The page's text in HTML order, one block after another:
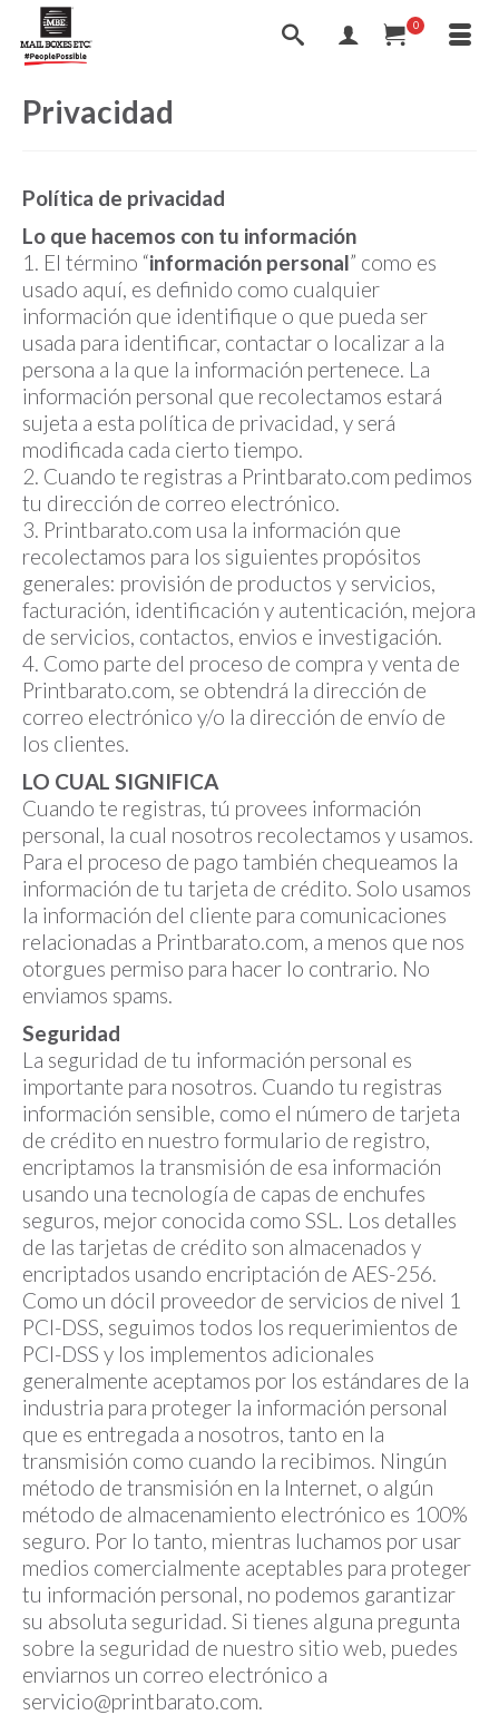
0
Privacidad
Política de privacidad
Lo que hacemos con tu información
1. El término “información personal” como es
usado aquí, es definido como cualquier
información que identifique o que pueda ser
usada para identificar, contactar o localizar a la
persona a la que la información pertenece. La
información personal que recolectamos estará
sujeta a esta política de privacidad, y será
modificada cada cierto tiempo.
2. Cuando te registras a Printbarato.com pedimos
tu dirección de correo electrónico.
3. Printbarato.com usa la información que
recolectamos para los siguientes propósitos
generales: provisión de productos y servicios,
facturación, identificación y autenticación, mejora
de servicios, contactos, envios e investigación.
4. Como parte del proceso de compra y venta de
Printbarato.com, se obtendrá la dirección de
correo electrónico y/o la dirección de envío de
los clientes.
LO CUAL SIGNIFICA
Cuando te registras, tú provees información
personal, la cual nosotros recolectamos y usamos.
Para el proceso de pago también chequeamos la
información de tu tarjeta de crédito. Solo usamos
la información del cliente para comunicaciones
relacionadas a Printbarato.com, a menos que nos
otorgues permiso para hacer lo contrario. No
enviamos spams.
Seguridad
La seguridad de tu información personal es
importante para nosotros. Cuando tu registras
información sensible, como el número de tarjeta
de crédito en nuestro formulario de registro,
encriptamos la transmisión de esa información
usando una tecnología de capas de enchufes
seguros, mejor conocida como SSL. Los detalles
de las tarjetas de crédito son almacenados y
encriptados usando encriptación de AES-256.
Como un dócil proveedor de servicios de nivel 1
PCI-DSS, seguimos todos los requerimientos de
PCI-DSS y los implementos adicionales
generalmente aceptamos por los estándares de la
industria para proteger la información personal
que es entregada a nosotros, tanto en la
transmisión como cuando la recibimos. Ningún
método de transmisión en la Internet, o algún
método de almacenamiento electrónico es 100%
seguro. Por lo tanto, mientras luchamos por usar
medios comercialmente aceptables para proteger
tu información personal, no podemos garantizar
su absoluta seguridad. Si tienes alguna pregunta
sobre la seguridad de nuestro sitio web, puedes
enviarnos un correo electrónico a
servicio@printbarato.com.